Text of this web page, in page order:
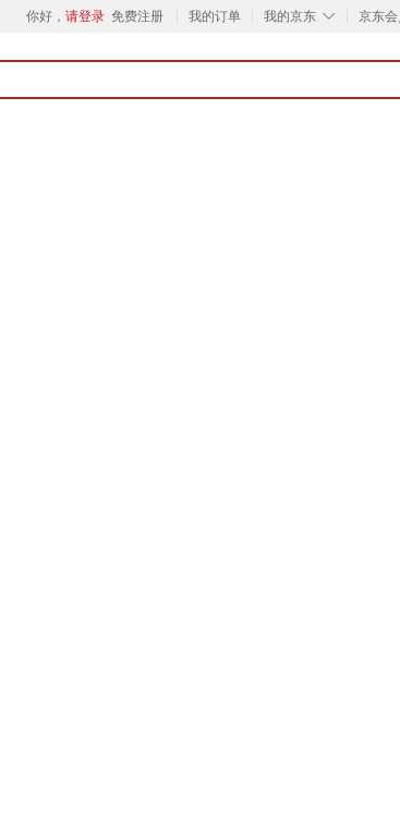
你好， 请登录 免费注册 我的订单 ◇
我的京东 京东会